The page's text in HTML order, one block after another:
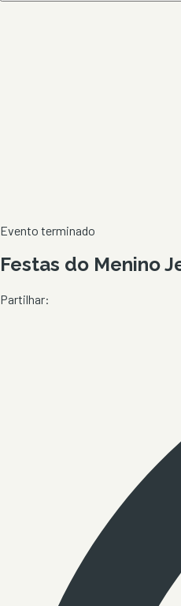
Evento terminado
Festas do Menino
Partilhar: